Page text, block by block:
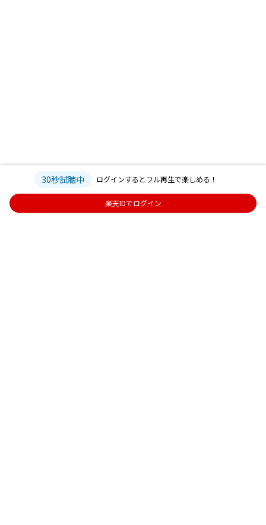
30秒試聴中 ログインするとフル再生で楽しめる！
楽天IDでログイン